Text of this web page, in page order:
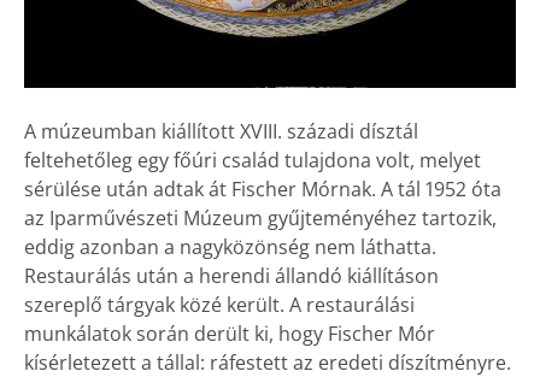
A múzeumban kiállított XVIII. századi dísztál
feltehetőleg egy főúri család tulajdona volt, melyet
sérülése után adtak át Fischer Mórnak. A tál 1952 óta
az Iparművészeti Múzeum gyűjteményéhez tartozik,
eddig azonban a nagyközönség nem láthatta.
Restaurálás után a herendi állandó kiállításon
szereplő tárgyak közé került. A restaurálási
munkálatok során derült ki, hogy Fischer Mór
kísérletezett a tállal: ráfestett az eredeti díszítményre.